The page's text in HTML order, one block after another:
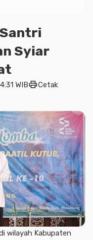
Syiar
WIBprintCetak
wilayah Kabupaten